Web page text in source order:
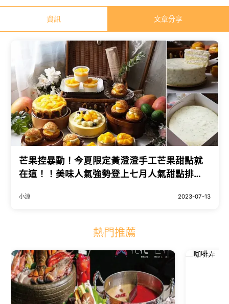
資訊 文章分享
芒果控暴動！今夏限定黃澄澄手工芒果甜點就
在這！！美味人氣強勢登上七月人氣甜點排
小涼 2023-07-13
熱門推薦